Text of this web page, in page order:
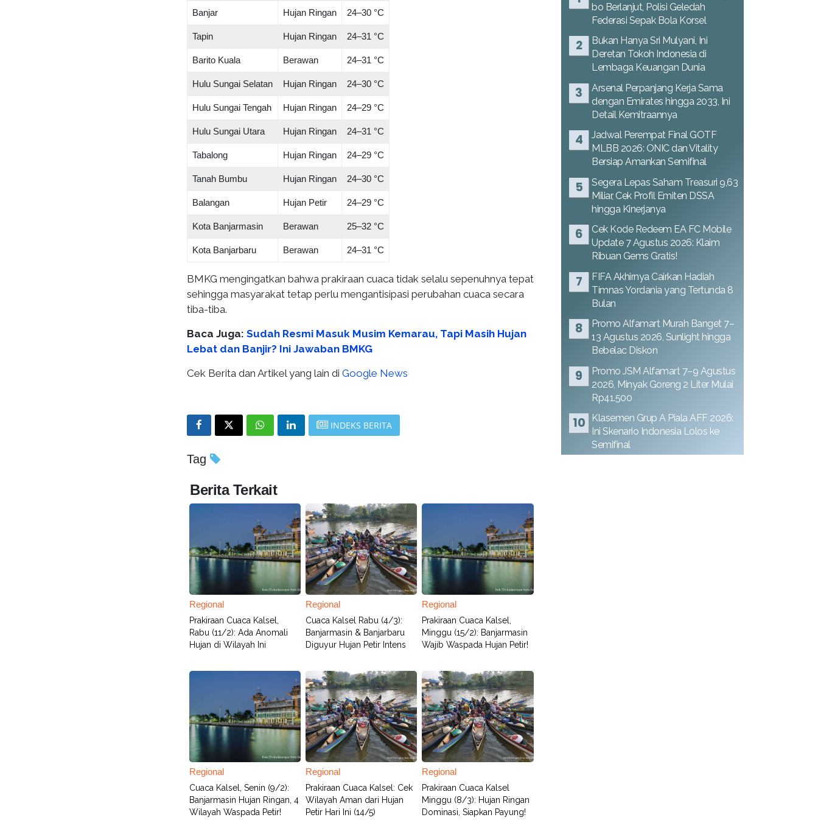
Banjar Hujan Ringan 24–30 °C
Tapin Hujan Ringan 24–31 °C
Barito Kuala Berawan 24–31 °C
Hulu Sungai Selatan Hujan Ringan 24–30 °C
Hulu Sungai Tengah Hujan Ringan 24–29 °C
Hulu Sungai Utara Hujan Ringan 24–31 °C
Tabalong Hujan Ringan 24–29 °C
Tanah Bumbu Hujan Ringan 24–30 °C
Balangan Hujan Petir 24–29 °C
Kota Banjarmasin Berawan 25–32 °C
Kota Banjarbaru Berawan 24–31 °C
BMKG mengingatkan bahwa prakiraan cuaca tidak selalu sepenuhnya tepat
sehingga masyarakat tetap perlu mengantisipasi perubahan cuaca secara
tiba-tiba.
Baca Juga: Sudah Resmi Masuk Musim Kemarau, Tapi Masih Hujan
Lebat dan Banjir? Ini Jawaban BMKG
Cek Berita dan Artikel yang lain di Google News
INDEKS BERITA
Tag
Berita Terkait
Regional
Prakiraan Cuaca Kalsel,
Rabu (11/2): Ada Anomali
Hujan di Wilayah Ini
Regional
Cuaca Kalsel Rabu (4/3):
Banjarmasin & Banjarbaru
Diguyur Hujan Petir Intens
Regional
Prakiraan Cuaca Kalsel,
Minggu (15/2): Banjarmasin
Wajib Waspada Hujan Petir!
Regional
Cuaca Kalsel, Senin (9/2):
Banjarmasin Hujan Ringan, 4
Wilayah Waspada Petir!
Regional
Prakiraan Cuaca Kalsel: Cek
Wilayah Aman dari Hujan
Petir Hari Ini (14/5)
Regional
Prakiraan Cuaca Kalsel
Minggu (8/3): Hujan Ringan
Dominasi, Siapkan Payung!
bo Berlanjut, Polisi Geledah
Federasi Sepak Bola Korsel
Bukan Hanya Sri Mulyani, Ini
Deretan Tokoh Indonesia di
Lembaga Keuangan Dunia
Arsenal Perpanjang Kerja Sama
dengan Emirates hingga 2033, Ini
Detail Kemitraannya
Jadwal Perempat Final GOTF
MLBB 2026: ONIC dan Vitality
Bersiap Amankan Semifinal
Segera Lepas Saham Treasuri 9,63
Miliar, Cek Profil Emiten DSSA
hingga Kinerjanya
Cek Kode Redeem EA FC Mobile
Update 7 Agustus 2026: Klaim
Ribuan Gems Gratis!
FIFA Akhirnya Cairkan Hadiah
Timnas Yordania yang Tertunda 8
Bulan
Promo Alfamart Murah Banget 7–
13 Agustus 2026, Sunlight hingga
Bebelac Diskon
Promo JSM Alfamart 7–9 Agustus
2026, Minyak Goreng 2 Liter Mulai
Rp41.500
Klasemen Grup A Piala AFF 2026:
Ini Skenario Indonesia Lolos ke
Semifinal